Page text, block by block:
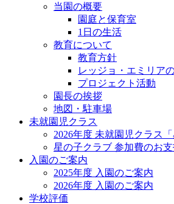
当園の概要
園庭と保育室
1日の生活
教育について
教育方針
レッジョ・エミリア
プロジェクト活動
園長の挨拶
地図・駐車場
未就園児クラス
2026年度 未就園児クラス「
星の子クラブ 参加費のお
入園のご案内
2025年度 入園のご案内
2026年度 入園のご案内
学校評価